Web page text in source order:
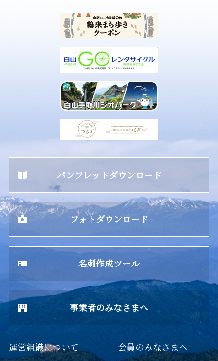
パンフレットダウンロード
フォトダウンロード
名刺作成ツール
事業者のみなさまへ
運営組織について 会員のみなさまへ